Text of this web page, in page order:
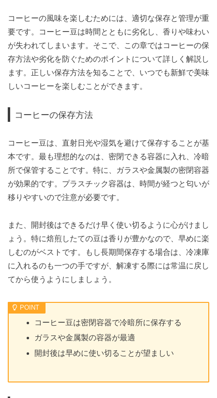
コーヒーの風味を楽しむためには、適切な保存と管理が重
要です。コーヒー豆は時間とともに劣化し、香りや味わい
が失われてしまいます。そこで、この章ではコーヒーの保
存方法や劣化を防ぐためのポイントについて詳しく解説し
ます。正しい保存方法を知ることで、いつでも新鮮で美味
しいコーヒーを楽しむことができます。
コーヒーの保存方法
コーヒー豆は、直射日光や湿気を避けて保存することが基
本です。最も理想的なのは、密閉できる容器に入れ、冷暗
所で保管することです。特に、ガラスや金属製の密閉容器
が効果的です。プラスチック容器は、時間が経つと匂いが
移りやすいので注意が必要です。
また、開封後はできるだけ早く使い切るように心がけまし
ょう。特に焙煎したての豆は香りが豊かなので、早めに楽
しむのがベストです。もし長期間保存する場合は、冷凍庫
に入れるのも一つの手ですが、解凍する際には常温に戻し
てから使うようにしましょう。
コーヒー豆は密閉容器で冷暗所に保存する
ガラスや金属製の容器が最適
開封後は早めに使い切ることが望ましい